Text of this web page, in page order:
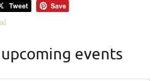
events